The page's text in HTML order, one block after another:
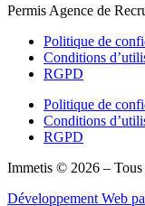
Permis Agence de
Politique de
Conditions
RGPD
Politique de
Conditions
RGPD
Immetis © 2026 – Tous
Développement Web